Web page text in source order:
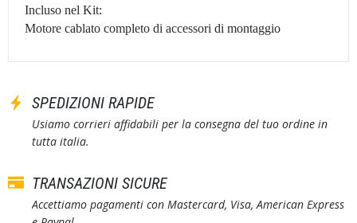
Incluso nel Kit:
Motore cablato completo di accessori di montaggio
SPEDIZIONI RAPIDE
Usiamo corrieri affidabili per la consegna del tuo ordine in
tutta italia.
TRANSAZIONI SICURE
Accettiamo pagamenti con Mastercard, Visa, American Express